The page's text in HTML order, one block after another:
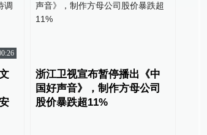
浙江卫视宣布暂停播出《中
国好声音》，制作方母公司
股价暴跌超11%